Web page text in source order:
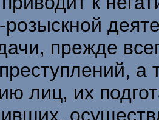
розыскной
прежде
а
лиц, их